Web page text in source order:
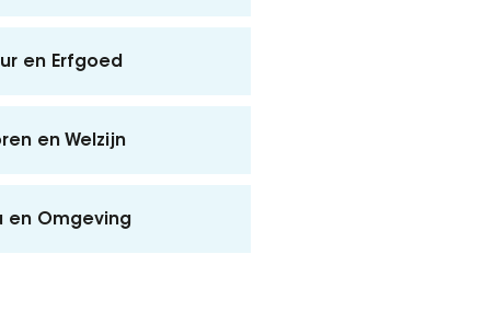
en Erfgoed
en Welzijn
en Omgeving